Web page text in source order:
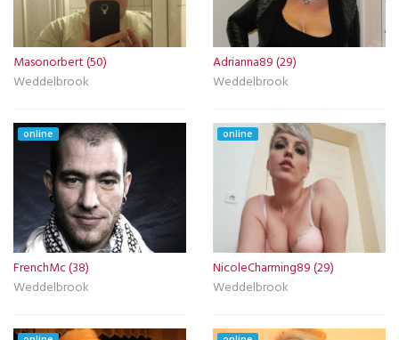
Masonorbert (50)
Weddelbrook
Adrianna89 (29)
Weddelbrook
online
FrenchMc (38)
Weddelbrook
online
NicoleCharming89 (29)
Weddelbrook